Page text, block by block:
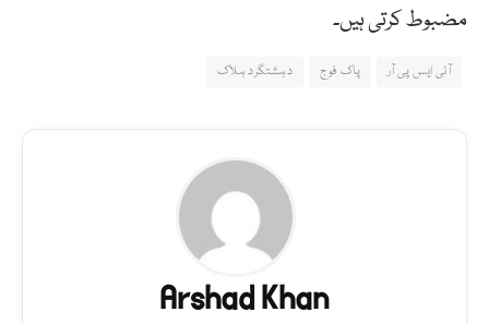
مضبوط کرتی ہیں۔
آئی ایس پی آر پاک فوج دہشتگرد ہلاک
Arshad Khan